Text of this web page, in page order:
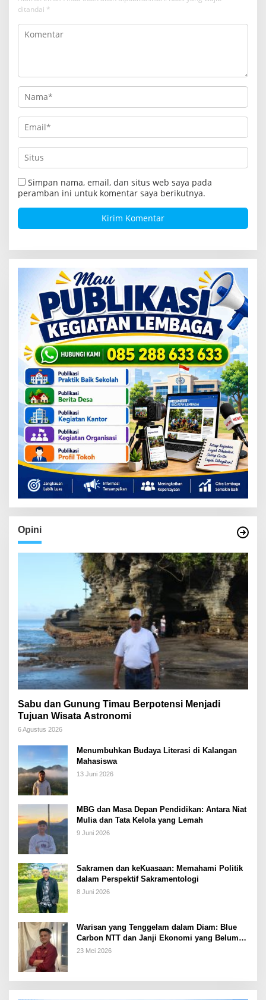
p
o
ditandai *
Simpan nama, email, dan situs web saya pada
peramban ini untuk komentar saya berikutnya.
Opini
Sabu dan Gunung Timau Berpotensi Menjadi
Tujuan Wisata Astronomi
6 Agustus 2026
Menumbuhkan Budaya Literasi di Kalangan
Mahasiswa
13 Juni 2026
MBG dan Masa Depan Pendidikan: Antara Niat
Mulia dan Tata Kelola yang Lemah
9 Juni 2026
Sakramen dan keKuasaan: Memahami Politik
dalam Perspektif Sakramentologi
8 Juni 2026
Warisan yang Tenggelam dalam Diam: Blue
Carbon NTT dan Janji Ekonomi yang Belum
Ditunaikan
23 Mei 2026